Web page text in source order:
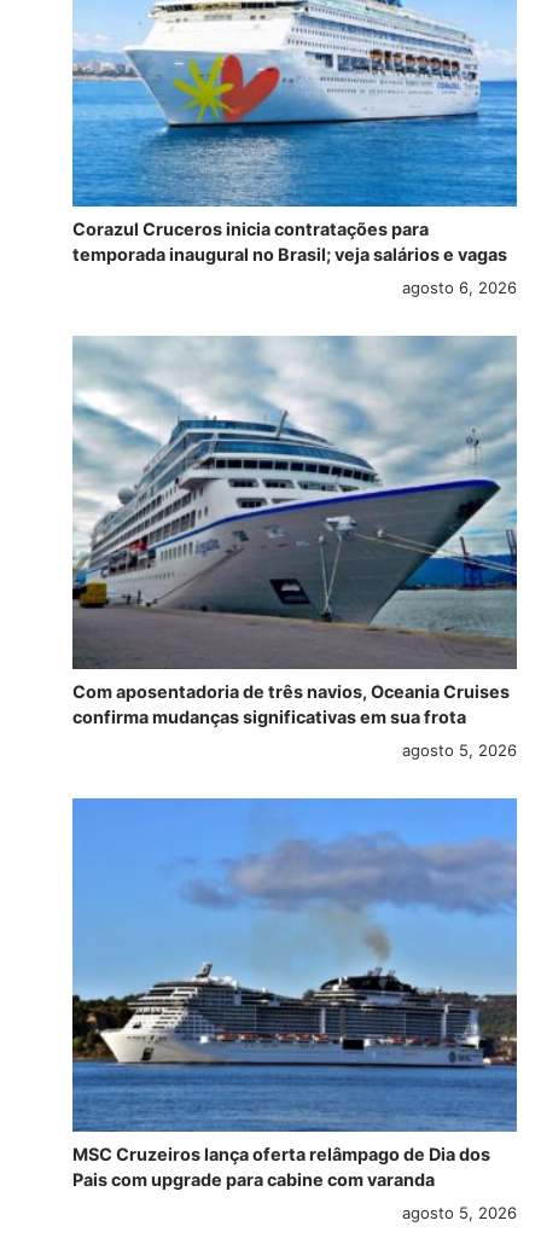
Corazul Cruceros inicia contratações para
temporada inaugural no Brasil; veja salários e vagas
agosto 6, 2026
Com aposentadoria de três navios, Oceania Cruises
confirma mudanças significativas em sua frota
agosto 5, 2026
MSC Cruzeiros lança oferta relâmpago de Dia dos
Pais com upgrade para cabine com varanda
agosto 5, 2026